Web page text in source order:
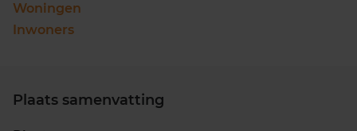
Zoek een woning
Woningen
Inwoners
Plaats samenvatting